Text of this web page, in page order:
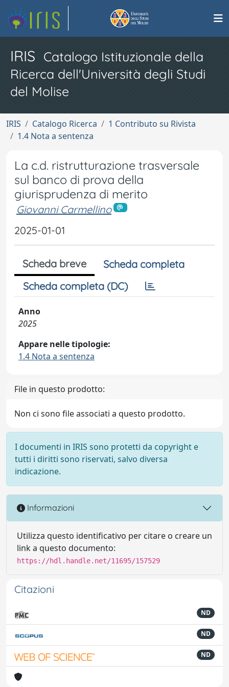
IRIS Catalogo Istituzionale della
Ricerca dell'Università degli Studi
del Molise
IRIS Catalogo Ricerca
1 Contributo su Rivista
1.4 Nota a sentenza
La c.d. ristrutturazione trasversale
sul banco di prova della
giurisprudenza di merito
Giovanni Carmellino
2025-01-01
Scheda breve
Scheda completa
Scheda completa (DC)
Anno
2025
Appare nelle tipologie:
1.4 Nota a sentenza
File in questo prodotto:
Non ci sono file associati a questo prodotto.
I documenti in IRIS sono protetti da copyright e
tutti i diritti sono riservati, salvo diversa
indicazione.
Informazioni
Utilizza questo identificativo per citare o creare un
link a questo documento:
https://hdl.handle.net/11695/157529
Citazioni
ND
ND
ND